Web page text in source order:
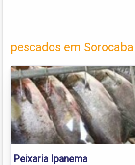
pescados em Sorocaba
Peixaria Ipanema